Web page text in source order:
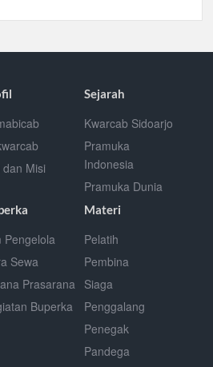
dan Misi
Sejarah
Kwarcab Sidoarjo
Pramuka
Indonesia
Pramuka Dunia
Pengelola
Sewa
Prasarana
Buperka
Materi
Pelatih
Pembina
Siaga
Penggalang
Penegak
Pandega